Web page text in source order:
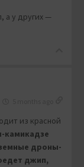
а у других —
из красной
камикадзе
дроны-
джип,